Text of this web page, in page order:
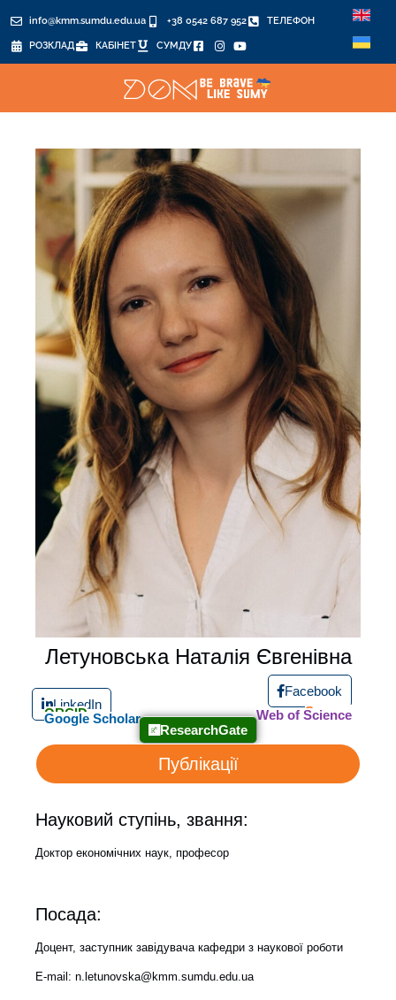
info@kmm.sumdu.edu.ua +38 0542 687 952 ТЕЛЕФОН
РОЗКЛАД КАБІНЕТ СУМДУ
Летуновська Наталія Євгенівна
Facebook
LinkedIn
Scopus
ORCID Web of Science
Google Scholar
ResearchGate
Публікації
Науковий ступінь, звання:
Доктор економічних наук, професор
Посада:
Доцент, заступник завідувача кафедри з наукової роботи
E-mail: n.letunovska@kmm.sumdu.edu.ua